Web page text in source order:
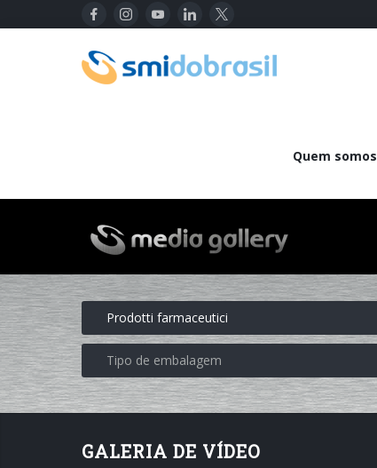
Quem somos
GALERIA DE VÍDEO